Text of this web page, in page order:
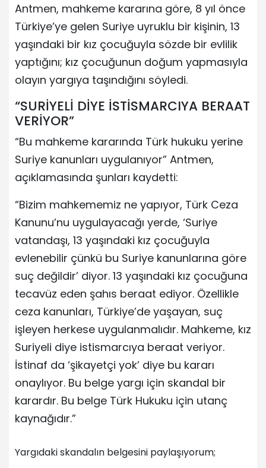
Antmen, mahkeme kararına göre, 8 yıl önce
Türkiye’ye gelen Suriye uyruklu bir kişinin, 13
yaşındaki bir kız çocuğuyla sözde bir evlilik
yaptığını; kız çocuğunun doğum yapmasıyla
olayın yargıya taşındığını söyledi.
“SURİYELİ DİYE İSTİSMARCIYA BERAAT
VERİYOR”
“Bu mahkeme kararında Türk hukuku yerine
Suriye kanunları uygulanıyor” Antmen,
açıklamasında şunları kaydetti:
“Bizim mahkememiz ne yapıyor, Türk Ceza
Kanunu’nu uygulayacağı yerde, ‘Suriye
vatandaşı, 13 yaşındaki kız çocuğuyla
evlenebilir çünkü bu Suriye kanunlarına göre
suç değildir’ diyor. 13 yaşındaki kız çocuğuna
tecavüz eden şahıs beraat ediyor. Özellikle
ceza kanunları, Türkiye’de yaşayan, suç
işleyen herkese uygulanmalıdır. Mahkeme, kız
Suriyeli diye istismarcıya beraat veriyor.
İstinaf da ‘şikayetçi yok’ diye bu kararı
onaylıyor. Bu belge yargı için skandal bir
karardır. Bu belge Türk Hukuku için utanç
kaynağıdır.”
Yargıdaki skandalın belgesini paylaşıyorum;